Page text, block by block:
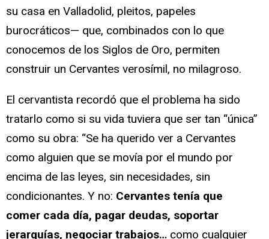
su casa en Valladolid, pleitos, papeles
burocráticos— que, combinados con lo que
conocemos de los Siglos de Oro, permiten
construir un Cervantes verosímil, no milagroso.
El cervantista recordó que el problema ha sido
tratarlo como si su vida tuviera que ser tan “única”
como su obra: “Se ha querido ver a Cervantes
como alguien que se movía por el mundo por
encima de las leyes, sin necesidades, sin
condicionantes. Y no: Cervantes tenía que
comer cada día, pagar deudas, soportar
jerarquías, negociar trabajos… como cualquier